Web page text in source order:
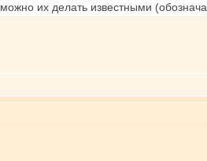
их делать известными